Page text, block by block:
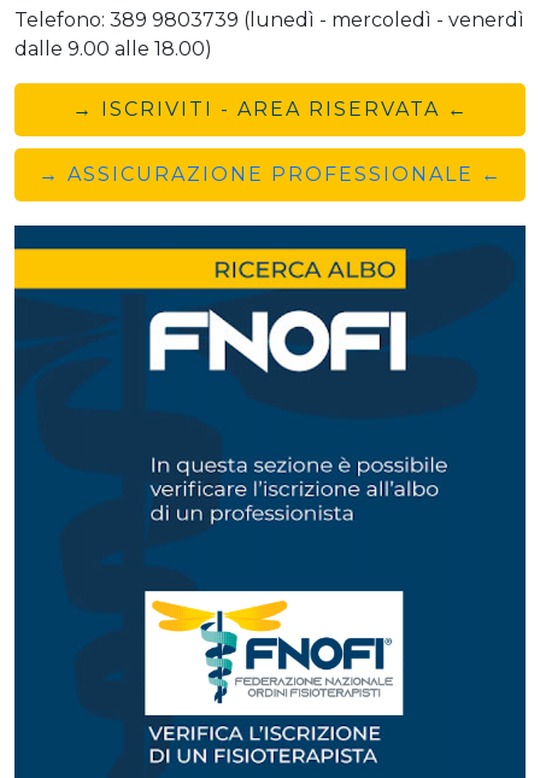
Telefono: 389 9803739 (lunedì - mercoledì - venerdì
dalle 9.00 alle 18.00)
→ ISCRIVITI - AREA RISERVATA ←
→ ASSICURAZIONE PROFESSIONALE ←